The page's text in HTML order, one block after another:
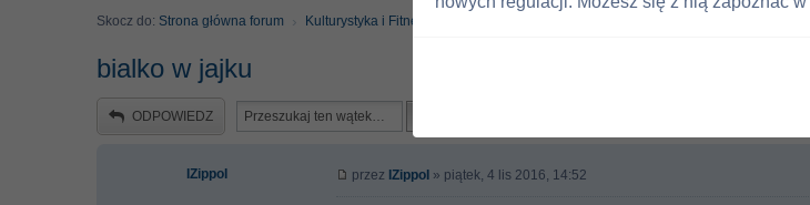
Skocz do: Strona główna forum Kulturystyka i Fitness
bialko w jajku
ODPOWIEDZ
IZippoI przez IZippoI » piątek, 4 lis 2016, 14:52